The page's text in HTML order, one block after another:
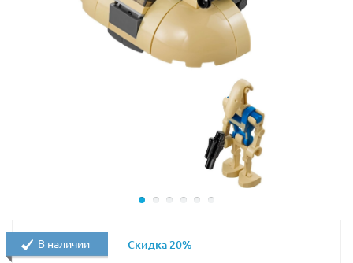
переделывать героев, создавая собственных
фантастических персонажей с уникальными
сверхспособностями.
В наличии Скидка 20%